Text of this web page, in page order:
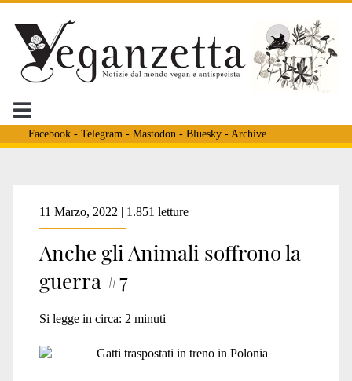
Facebook- Telegram - Mastodon - Bluesky- Archive
Tag:
<span>guerra
ucraina</span>
11 Marzo, 2022 | 1.851 letture
Anche gli Animali soffrono la
guerra #7
Si legge in circa: 2 minuti